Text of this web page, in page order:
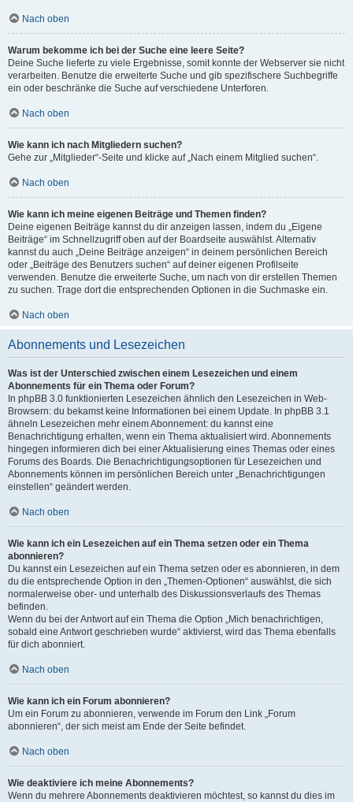
Nach oben
Warum bekomme ich bei der Suche eine leere Seite?
Deine Suche lieferte zu viele Ergebnisse, somit konnte der Webserver sie nicht
verarbeiten. Benutze die erweiterte Suche und gib spezifischere Suchbegriffe
ein oder beschränke die Suche auf verschiedene Unterforen.
Nach oben
Wie kann ich nach Mitgliedern suchen?
Gehe zur „Mitglieder“-Seite und klicke auf „Nach einem Mitglied suchen“.
Nach oben
Wie kann ich meine eigenen Beiträge und Themen finden?
Deine eigenen Beiträge kannst du dir anzeigen lassen, indem du „Eigene
Beiträge“ im Schnellzugriff oben auf der Boardseite auswählst. Alternativ
kannst du auch „Deine Beiträge anzeigen“ in deinem persönlichen Bereich
oder „Beiträge des Benutzers suchen“ auf deiner eigenen Profilseite
verwenden. Benutze die erweiterte Suche, um nach von dir erstellen Themen
zu suchen. Trage dort die entsprechenden Optionen in die Suchmaske ein.
Nach oben
Abonnements und Lesezeichen
Was ist der Unterschied zwischen einem Lesezeichen und einem
Abonnements für ein Thema oder Forum?
In phpBB 3.0 funktionierten Lesezeichen ähnlich den Lesezeichen in Web-
Browsern: du bekamst keine Informationen bei einem Update. In phpBB 3.1
ähneln Lesezeichen mehr einem Abonnement: du kannst eine
Benachrichtigung erhalten, wenn ein Thema aktualisiert wird. Abonnements
hingegen informieren dich bei einer Aktualisierung eines Themas oder eines
Forums des Boards. Die Benachrichtigungsoptionen für Lesezeichen und
Abonnements können im persönlichen Bereich unter „Benachrichtigungen
einstellen“ geändert werden.
Nach oben
Wie kann ich ein Lesezeichen auf ein Thema setzen oder ein Thema
abonnieren?
Du kannst ein Lesezeichen auf ein Thema setzen oder es abonnieren, in dem
du die entsprechende Option in den „Themen-Optionen“ auswählst, die sich
normalerweise ober- und unterhalb des Diskussionsverlaufs des Themas
befinden.
Wenn du bei der Antwort auf ein Thema die Option „Mich benachrichtigen,
sobald eine Antwort geschrieben wurde“ aktivierst, wird das Thema ebenfalls
für dich abonniert.
Nach oben
Wie kann ich ein Forum abonnieren?
Um ein Forum zu abonnieren, verwende im Forum den Link „Forum
abonnieren“, der sich meist am Ende der Seite befindet.
Nach oben
Wie deaktiviere ich meine Abonnements?
Wenn du mehrere Abonnements deaktivieren möchtest, so kannst du dies im